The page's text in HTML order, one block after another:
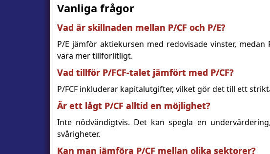
Vanliga frågor
Vad är skillnaden mellan P/CF och P/E?
P/E jämför aktiekursen med redovisade vinster,
vara mer tillförlitligt.
Vad tillför P/FCF-talet jämfört med P/CF?
P/FCF inkluderar kapitalutgifter, vilket gör det till ett
Är ett lågt P/CF alltid en möjlighet?
Inte nödvändigtvis. Det kan spegla en
svårigheter.
Kan man jämföra P/CF mellan olika sektorer?